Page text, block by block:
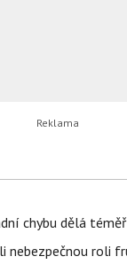
chybu dělá
nebezpečnou roli